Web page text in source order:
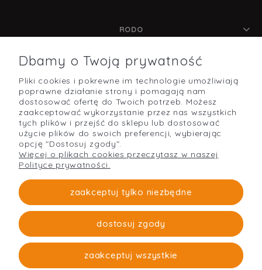
RODO
POMOC
O NAS
PŁATNOŚCI I DOSTAWA
Strefabudowy
O firmie
Dbamy o Twoją prywatność
Pliki cookies i pokrewne im technologie umożliwiają
poprawne działanie strony i pomagają nam
dostosować ofertę do Twoich potrzeb. Możesz
zaakceptować wykorzystanie przez nas wszystkich
tych plików i przejść do sklepu lub dostosować
użycie plików do swoich preferencji, wybierając
opcję "Dostosuj zgody".
Więcej o plikach cookies przeczytasz w naszej
Polityce prywatności.
zaakceptuj tylko niezbędne
dostosuj zgody
zaakceptuj wszystkie